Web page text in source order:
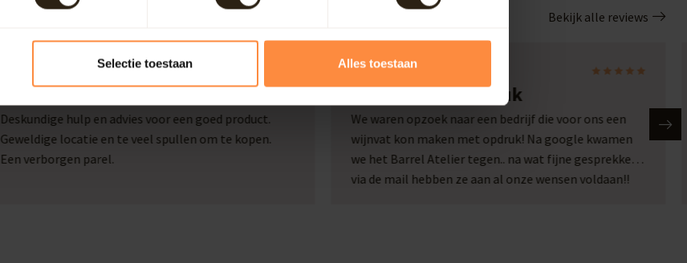
Selectie toestaan Alles toestaan
Bekijk alle reviews
Deskundige hulp en goed advies
Deskundige hulp en advies voor een goed product.
Geweldige locatie en te veel spullen om te kopen.
Een verborgen parel.
Laura
Wijnvat met opdruk
We waren opzoek naar een bedrijf die voor ons een
wijnvat kon maken met opdruk! Na google kwamen
we het Barrel Atelier tegen.. na wat fijne gesprekken
via de mail hebben ze aan al onze wensen voldaan!!